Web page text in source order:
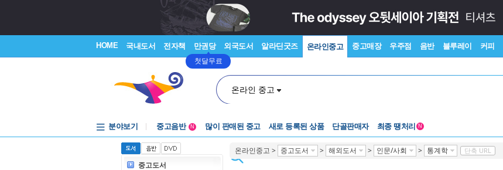
HOME 국내도서 전자책 만권당
첫달무료
외국도서 알라딘굿즈 온라인중고 중고매장 우주점 음반 블루레이 커피
온라인 중고
분야보기
중고음반
1천원부터
중고음반
N 많이 판매된 중고 새로 등록된 상품 단골판매자 최종 땡처리 N
온라인중고 > 중고도서 > 해외도서 > 인문/사회 > 통계학 단축 URL
중고도서